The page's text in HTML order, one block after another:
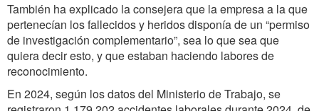
También ha explicado la consejera que la empresa a la que
pertenecían los fallecidos y heridos disponía de un “permiso
de investigación complementario”, sea lo que sea que
quiera decir esto, y que estaban haciendo labores de
reconocimiento.
En 2024, según los datos del Ministerio de Trabajo, se